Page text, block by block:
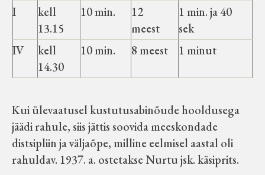
I
kell
13.15
10 min.
12
meest
1 min. ja 40
sek
IV
kell
14.30
10 min. 8 meest 1 minut
Kui ülevaatusel kustutusabinõude hooldusega
jäädi rahule, siis jättis soovida meeskondade
distsipliin ja väljaõpe, milline eelmisel aastal oli
rahuldav. 1937. a. ostetakse Nurtu jsk. käsiprits.